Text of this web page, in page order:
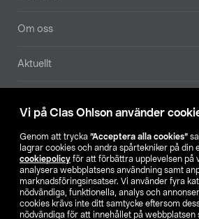
Vi på Clas Ohlson använder
Genom att trycka ”Acceptera alla cookies”
lagrar cookies och andra spårtekniker på din
cookiepolicy för att förbättra upplevelsen på
analysera webbplatsens användning samt
marknadsföringsinsatser. Vi använder fyra
nödvändiga, funktionella, analys och
cookies krävs inte ditt samtycke eftersom
nödvändiga för att innehållet på webbplatsen
Om oss
Aktuellt
Hitta butik
SE NO FI